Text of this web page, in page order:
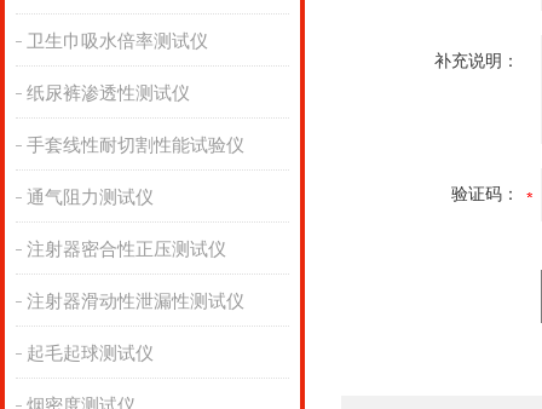
卫生巾吸水倍率测试仪
纸尿裤渗透性测试仪
手套线性耐切割性能试验仪
通气阻力测试仪
注射器密合性正压测试仪
注射器滑动性泄漏性测试仪
起毛起球测试仪
补充说明：
验证码：